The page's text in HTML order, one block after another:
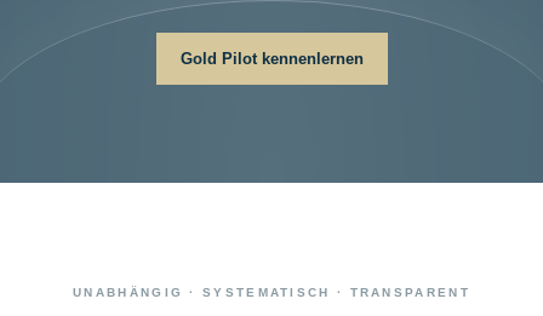
Gold Pilot kennenlernen
UNABHÄNGIG · SYSTEMATISCH · TRANSPARENT